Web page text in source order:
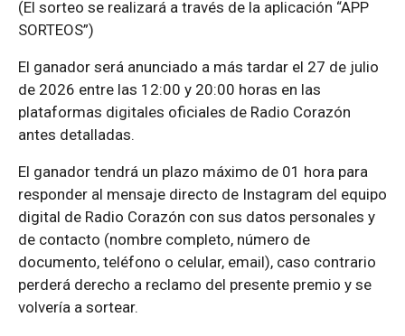
(El sorteo se realizará a través de la aplicación “APP
SORTEOS”)
El ganador será anunciado a más tardar el 27 de julio
de 2026 entre las 12:00 y 20:00 horas en las
plataformas digitales oficiales de Radio Corazón
antes detalladas.
El ganador tendrá un plazo máximo de 01 hora para
responder al mensaje directo de Instagram del equipo
digital de Radio Corazón con sus datos personales y
de contacto (nombre completo, número de
documento, teléfono o celular, email), caso contrario
perderá derecho a reclamo del presente premio y se
volvería a sortear.